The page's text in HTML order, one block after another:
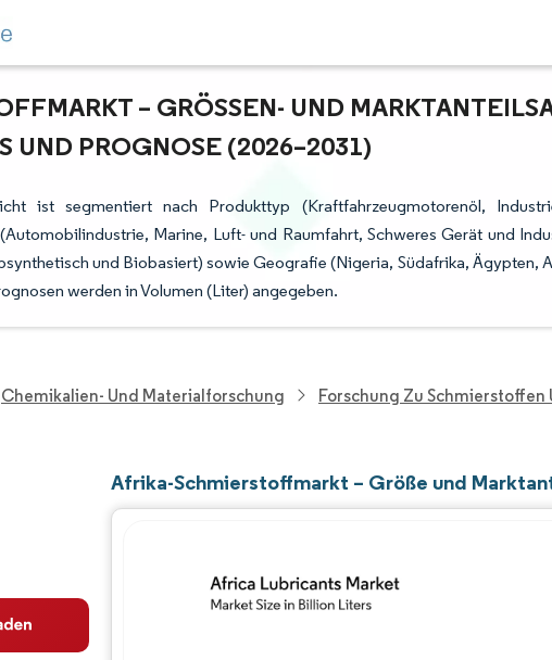
– GRÖSSEN- UND
PROGNOSE (2026–2031)
ist segmentiert nach Produkttyp (Kraftfahrzeugmotorenöl,
Marine, Luft- und Raumfahrt, Schweres Gerät und
und Biobasiert) sowie Geografie (Nigeria, Südafrika, Ägypten,
werden in Volumen (Liter) angegeben.
Chemikalien- Und Materialforschung Forschung Zu
Afrika-Schmierstoffmarkt – Größe und